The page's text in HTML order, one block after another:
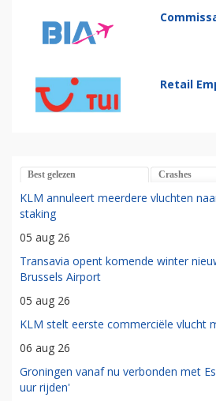
Retail
Best gelezen Crashes
KLM annuleert meerdere vluchten
staking
05 aug 26
Transavia opent komende winter
Brussels Airport
05 aug 26
KLM stelt eerste commerciële vlucht
06 aug 26
Groningen vanaf nu verbonden met
uur rijden'